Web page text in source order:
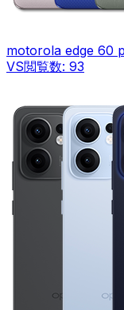
motorola edge 60
VS閲覧数: 93